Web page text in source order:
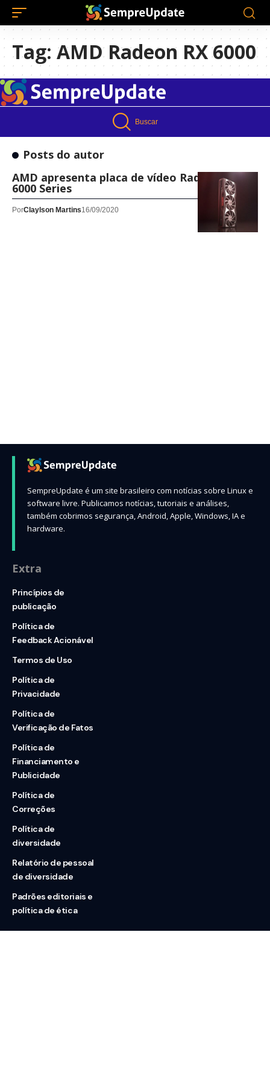
Tag: AMD Radeon RX 6000
Buscar
Posts do autor
AMD apresenta placa de vídeo Radeon RX
6000 Series
PorClaylson Martins16/09/2020
SempreUpdate é um site brasileiro com notícias sobre Linux e
software livre. Publicamos notícias, tutoriais e análises,
também cobrimos segurança, Android, Apple, Windows, IA e
hardware.
Extra
Princípios de
publicação
Política de
Feedback Acionável
Termos de Uso
Política de
Privacidade
Política de
Verificação de Fatos
Política de
Financiamento e
Publicidade
Política de
Correções
Política de
diversidade
Relatório de pessoal
de diversidade
Padrões editoriais e
política de ética